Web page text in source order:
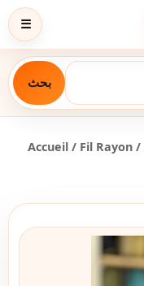
☰
بحث
Accueil / Fil Rayon /